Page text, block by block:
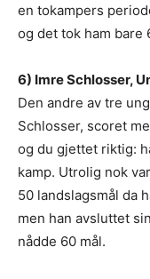
en tokampers
og det tok ham bare
6) Imre Schlosser,
Den andre av tre
Schlosser, scoret
og du gjettet riktig:
kamp. Utrolig nok
50 landslagsmål da
men han avsluttet
nådde 60 mål.